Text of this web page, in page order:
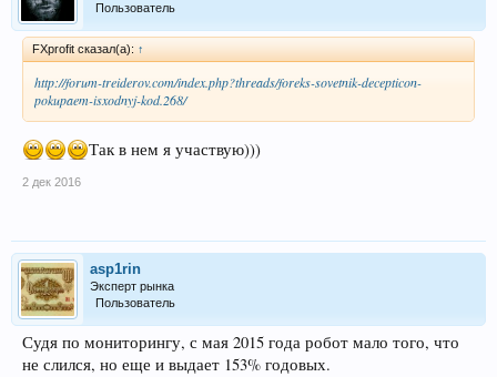
Пользователь
FXprofit сказал(а): ↑
http://forum-treiderov.com/index.php?threads/foreks-sovetnik-decepticon-
pokupaem-isxodnyj-kod.268/
Так в нем я участвую)))
2 дек 2016
asp1rin
Эксперт рынка
Пользователь
Судя по мониторингу, с мая 2015 года робот мало того, что
не слился, но еще и выдает 153% годовых.